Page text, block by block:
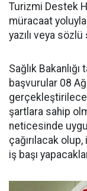
Turizmi Destek
müracaat yoluyla
yazılı veya
Sağlık
başvurular 08
şartlara sahip
neticesinde
çağırılacak
iş başı